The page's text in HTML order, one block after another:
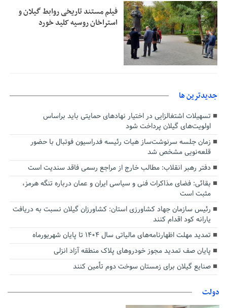
فیلم مستند تاریخی روابط گیلان و
استراخان روسیه کلید خورد
جديدترين ها
تسهیلات اشتغالزایی در اختیار نهادهای حمایتی باید براساس
اولویت‌های گیلان پرداخت شود
زمان جلسه سرنوشت‌ساز هیات رئیسه فدراسیون فوتبال با حضور
قلعه‌نویی مشخص شد
دفتر رهبر انقلاب: مطالب خارج از مراجع رسمی فاقد سندیت است
بقائی: فضای مذاکرات فنی و سیاسی ایران و عمان درباره تنگه هرمز،
مثبت است
رئیس سازمان جهاد کشاورزی استان: کشاورزان گیلان نسبت به دریافت
یارانه کود اقدام کنند
تمدید مهلت اظهارنامه‌های مالیاتی سال ۱۴۰۴ تا پایان شهریورماه
پایان صف تمدید مجوز خودروهای پلاک منطقه آزاد انزلی
صنایع گیلان برای زمستان سوخت دوم تأمین کنند
دولت